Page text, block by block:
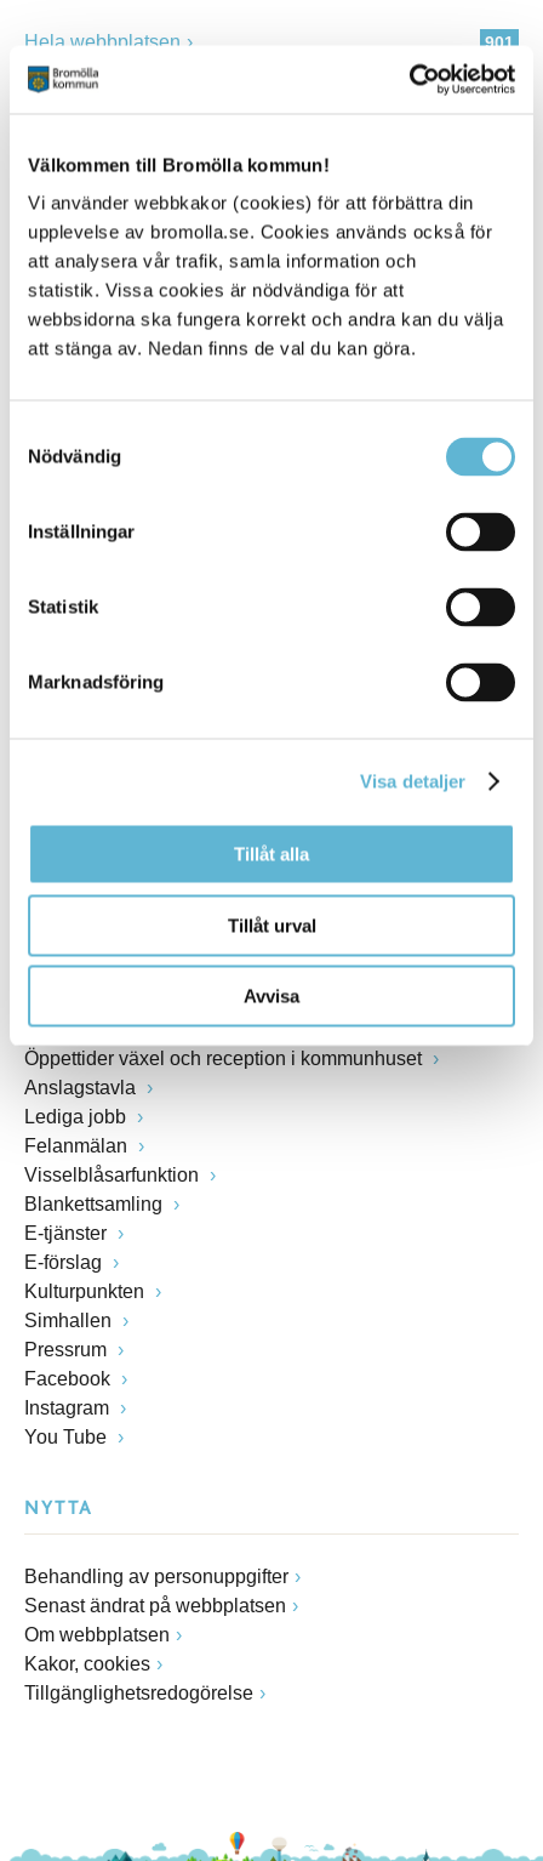
Välkommen till Bromölla kommun!
Vi använder webbkakor (cookies) för att förbättra din
upplevelse av bromolla.se. Cookies används också för
att analysera vår trafik, samla information och
statistik. Vissa cookies är nödvändiga för att
webbsidorna ska fungera korrekt och andra kan du välja
att stänga av. Nedan finns de val du kan göra.
Nödvändig
Inställningar
Statistik
Marknadsföring
Visa detaljer
Tillåt alla
Tillåt urval
Avvisa
901
Hela webbplatsen
Alla platser
KONTAKT
Besöksadress
Box 18, 295 21 Bromölla
Fax: 0456-82 22 00
Öppettider växel och reception i kommunhuset
Anslagstavla
Lediga jobb
Felanmälan
Visselblåsarfunktion
Blankettsamling
E-tjänster
E-förslag
Kulturpunkten
Simhallen
Pressrum
Facebook
Instagram
You Tube
NYTTA
Behandling av personuppgifter
Senast ändrat på webbplatsen
Om webbplatsen
Kakor, cookies
Tillgänglighetsredogörelse